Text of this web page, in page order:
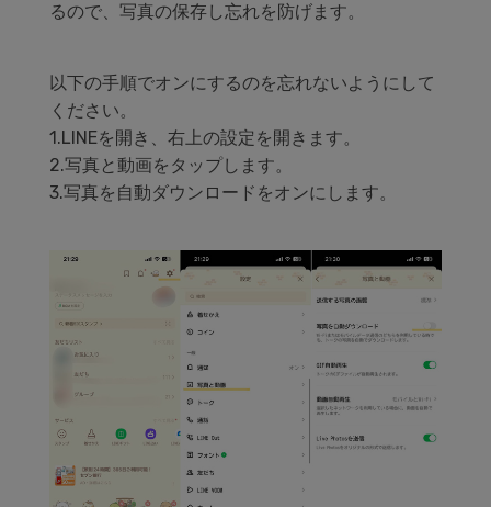
るので、写真の保存し忘れを防げます。
以下の手順でオンにするのを忘れないようにして
ください。
1.LINEを開き、右上の設定を開きます。
2.写真と動画をタップします。
3.写真を自動ダウンロードをオンにします。